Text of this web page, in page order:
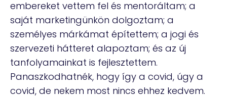
embereket vettem fel és mentoráltam; a
saját marketingünkön dolgoztam; a
személyes márkámat építettem; a jogi és
szervezeti hátteret alapoztam; és az új
tanfolyamainkat is fejlesztettem.
Panaszkodhatnék, hogy így a covid, úgy a
covid, de nekem most nincs ehhez kedvem.